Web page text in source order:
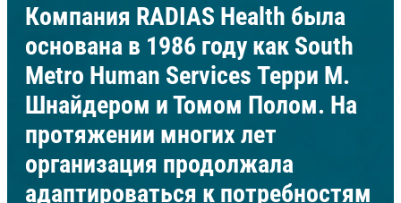
Компания RADIAS Health была
основана в 1986 году как South
Metro Human Services Терри М.
Шнайдером и Томом Полом. На
протяжении многих лет
организация продолжала
адаптироваться к потребностям